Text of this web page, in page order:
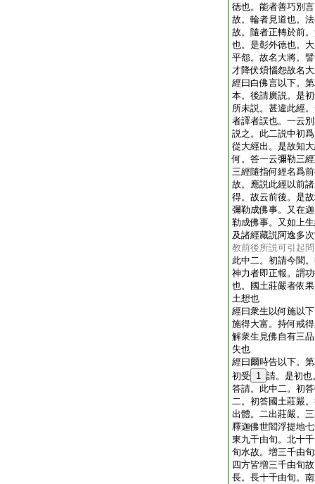
徳也。能者善巧別
故。輪者見道也。
故。隨者正轉於前
也。是彰外徳也。
平怨。故名大將。
才降伏煩惱怨故名
經曰白佛言以下。
本。後請廣説。是
所未説。甚違此經
者譯者誤也。一云
説之。此二説中初
從大經出。是故知
何。答一云彌勒三
三經隨指何經名爲
故。應説此經以前
得。故云前後。是
彌勒成佛事。又在
勒成佛事。又如上
及諸經藏説阿逸多
教前後所説可引起
此中二。初請今聞
神力者即正報。謂
也。國土莊嚴者依
土想也
經曰衆生以何施以
施得大富。持何戒
解衆生見佛自有三
失也
經曰爾時告以下。
初受
1 請。是初也
答請。此中二。初
二。初答國土莊嚴
出體。二出莊嚴。
釋迦佛世閻浮提地
東九千由旬。北十
旬水故。増三千由
四方皆増三千由旬
長。長十千由旬。